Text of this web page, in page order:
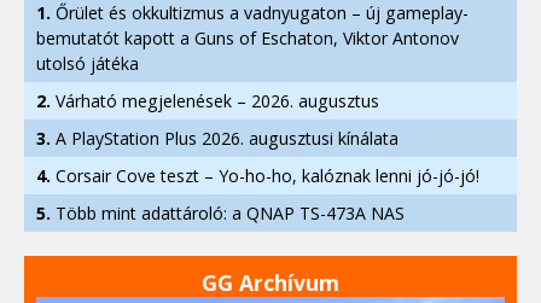
1. Őrület és okkultizmus a vadnyugaton – új gameplay-
bemutatót kapott a Guns of Eschaton, Viktor Antonov
utolsó játéka
2. Várható megjelenések – 2026. augusztus
3. A PlayStation Plus 2026. augusztusi kínálata
4. Corsair Cove teszt – Yo-ho-ho, kalóznak lenni jó-jó-jó!
5. Több mint adattároló: a QNAP TS-473A NAS
GG Archívum